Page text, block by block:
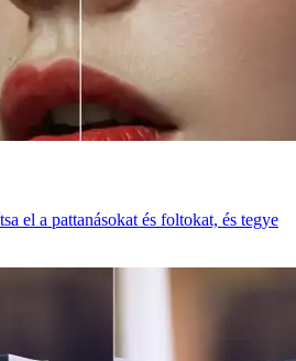
el a pattanásokat és foltokat, és tegye